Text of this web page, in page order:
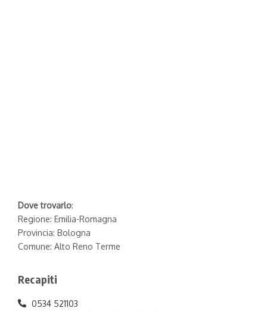
Dove trovarlo:
Regione: Emilia-Romagna
Provincia: Bologna
Comune: Alto Reno Terme
Recapiti
0534 521103